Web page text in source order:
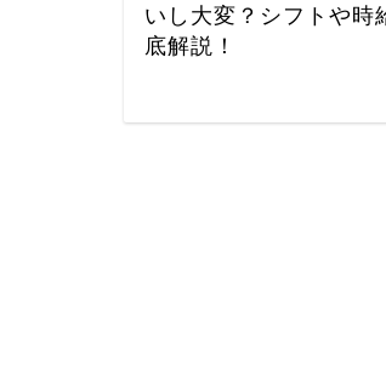
いし大変？シフトや時
底解説！